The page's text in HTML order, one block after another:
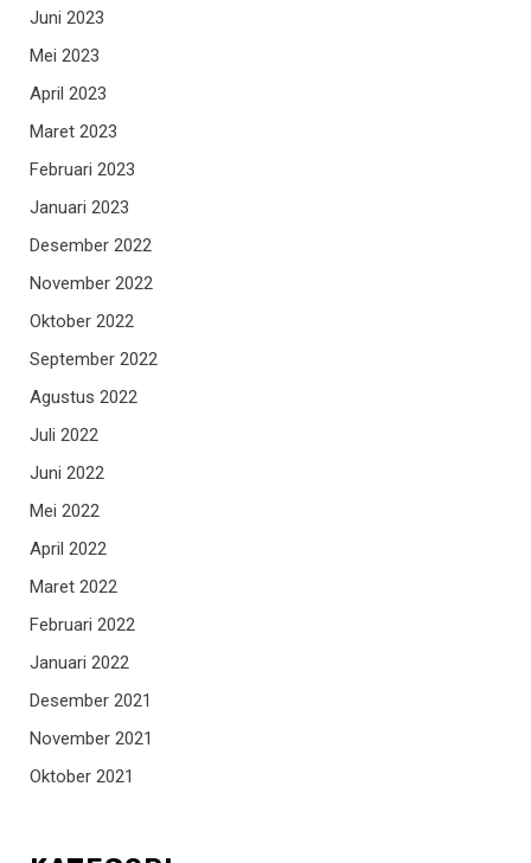
Juni 2023
Mei 2023
April 2023
Maret 2023
Februari 2023
Januari 2023
Desember 2022
November 2022
Oktober 2022
September 2022
Agustus 2022
Juli 2022
Juni 2022
Mei 2022
April 2022
Maret 2022
Februari 2022
Januari 2022
Desember 2021
November 2021
Oktober 2021